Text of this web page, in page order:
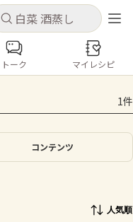
キャンセル
できます
キャンセル
コンテンツ
とうもろこし
トーク マイレシピ
1件
コンテンツ
人気順